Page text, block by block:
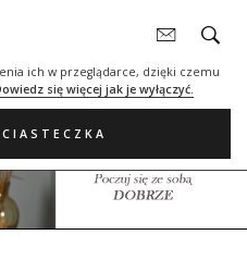
Dzięki nim możemy
ich w przeglądarce, dzięki czemu
się więcej jak je wyłączyć.